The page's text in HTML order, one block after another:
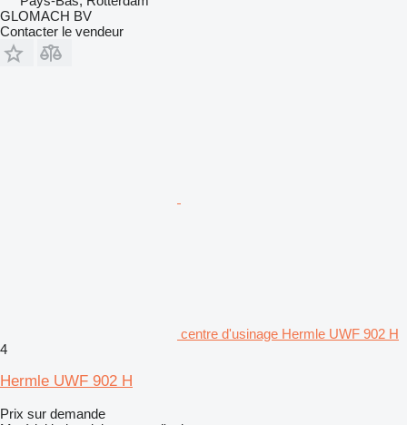
GLOMACH BV
Contacter le vendeur
centre d'usinage Hermle UWF 902 H
4
Hermle UWF 902 H
Prix sur demande